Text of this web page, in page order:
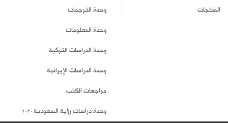
المنتجات
وحدة الترجمات
وحدة المعلومات
وحدة الدراسات التركية
وحدة الدراسات الإيرانية
مراجعات الكتب
وحدة دراسات رؤية السعودية 2030